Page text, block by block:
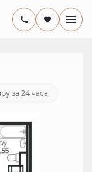
7 710 454 руб.
за 24 часа